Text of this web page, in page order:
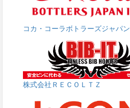
コカ・コーラボトラーズジャパン
株式会社ＲＥＣＯＬＴＺ